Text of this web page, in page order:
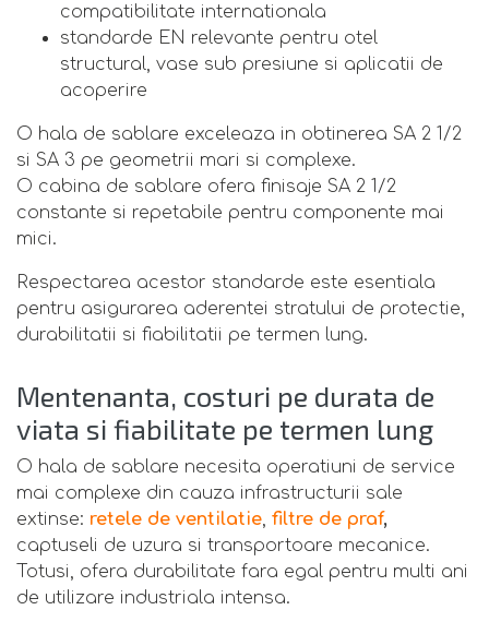
compatibilitate internationala
standarde EN relevante pentru otel
structural, vase sub presiune si aplicatii de
acoperire
O hala de sablare exceleaza in obtinerea SA 2 1/2
si SA 3 pe geometrii mari si complexe.
O cabina de sablare ofera finisaje SA 2 1/2
constante si repetabile pentru componente mai
mici.
Respectarea acestor standarde este esentiala
pentru asigurarea aderentei stratului de protectie,
durabilitatii si fiabilitatii pe termen lung.
Mentenanta, costuri pe durata de
viata si fiabilitate pe termen lung
O hala de sablare necesita operatiuni de service
mai complexe din cauza infrastructurii sale
extinse: retele de ventilatie filtre de praf,
captuseli de uzura si transportoare mecanice.
Totusi, ofera durabilitate fara egal pentru multi ani
de utilizare industriala intensa.